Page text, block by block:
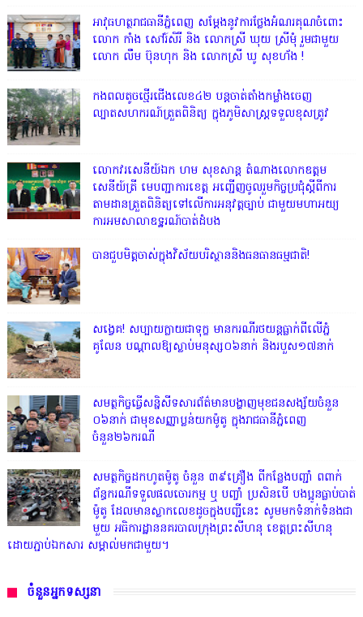
អាវុធហត្ថរាជធានីភ្នំពេញ សម្តែងនូវការថ្លែងអំណរគុណចំពោះ
លោក កាំង សៅរ៍សិរី និង លោកស្រី ឃុយ ស្រីមុំ រួមជាមួយ
លោក លឹម ប៊ុនហុក និង លោកស្រី ឃូ សុខហ័ង !
កងពលតូចថ្មើរជើងលេខ៤២ បន្តចាត់តាំងកម្លាំងចេញ
ល្បាតសហករណ៍ត្រួតពិនិត្យ ក្នុងភូមិសាស្រ្តទទួលខុសត្រូវ
លោក​វរសេនីយ៍ឯក​ ហម​ សុខសាន្ត តំណាង​លោកឧត្តម
សេនីយ៍ត្រី មេបញ្ជាការ​ខេត្ត អញ្ជេីញចូលរួមកិច្ចប្រជុំស្ដីពីការ
តាមដានត្រួតពិនិត្យទៅលេីការអនុវត្តច្បាប់​ ជាមួយមហាអយ្យ
ការអមសាលាឧទ្ឋរណ៍បាត់ដំបង
បានជួបមិត្តចាស់ក្នុងវិស័យបរិស្ថាននិងធនធានធម្មជាតិ!
សង្វេគ! សប្បាយក្លាយជាទុក្ខ មានករណីរថយន្តធ្លាក់ពីលើភ្នំ
គូលែន បណ្ដាលឱ្យស្លាប់មនុស្ស០៦នាក់ និងរបួស១៧នាក់
សមត្ថកិច្ចធ្វើសន្និសីទសារព័ត៌មានបង្ហាញមុខជនសង្ស័យចំនួន
០៦នាក់ ជាមុខសញ្ញាប្លន់យកម៉ូតូ ក្នុងរាជធានីភ្នំពេញ
ចំនួន២៦ករណី
សមត្ថកិច្ចដកហូតម៉ូតូ ចំនួន ៣៩គ្រឿង ពីកន្លែងបញ្ជាំ ពពាក់
ព័ន្ធករណីទទួលផលចោរកម្ម ឬ បញ្ចាំ ប្រសិនបើ បងប្អូនធ្លាប់បាត់
ម៉ូតូ ដែលមានស្លាកលេខដូចក្នុងបញ្ជីនេះ សូមមកទំនាក់ទំនងជា
មួយ អធិការដ្ឋាននគរបាលក្រុងព្រះសីហនុ ខេត្តព្រះសីហនុ
ដោយភ្ជាប់ឯកសារ សម្គាល់មកជាមួយ។
ចំនួនអ្នកទស្សនា